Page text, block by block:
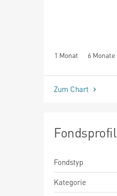
1 Monat 6 Monate
seit Beginn
Zum Chart
Fondsprofil
Fondstyp
Kategorie